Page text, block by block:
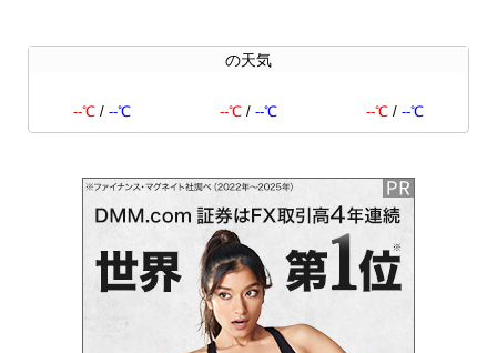
の天気
--℃/ --℃ --℃/ --℃ --℃ /--℃